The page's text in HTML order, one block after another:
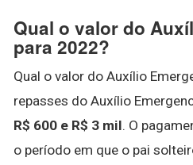
Qual o valor do
para 2022?
Qual o valor do Auxílio
repasses do Auxílio
R$ 600 e R$ 3 mil. O
o período em que o pai